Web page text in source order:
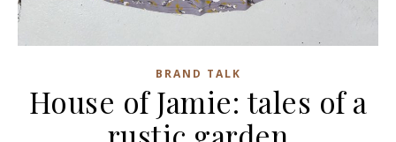
BRAND TALK
House of Jamie: tales of a